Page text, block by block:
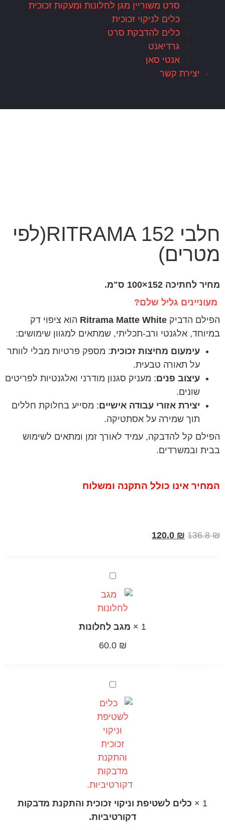
סרט משוריין מגן לחלונות ומעקות זכוכית
כלים לניקוי זכוכית
כלים להדבקת סרט
גרדיאנט
אנטי סאן
יצירת קשר
חלבי RITRAMA 152(לפי
מטרים)
מחיר לחתיכה 152×100 ס"מ.
מעוניינים גליל שלם?
הפילם הדביק Ritrama Matte White הוא ציפוי דק
במיוחד, אלגנטי ורב-תכליתי, שמתאים למגוון שימושים:
עימעום מחיצות זכוכית: מספק פרטיות מבלי לוותר
על תאורה טבעית.
עיצוב פנים: מעניק סגנון מודרני ואלגנטיות לפריטים
שונים.
יצירת אזורי עבודה אישיים: מסייע בחלוקת חללים
תוך שמירה על אסתטיקה.
הפילם קל להדבקה, עמיד לאורך זמן ומתאים לשימוש
בבית ובמשרדים.
המחיר אינו כולל התקנה ומשלוח
136.8₪
120.0 ₪
מגב
1
× מגב לחלונות
60.0 ₪
כלים
וניקוי
והתקנת
מדבקות
דקורטיביות.
1
× כלים לשטיפת וניקוי זכוכית והתקנת מדבקות
דקורטיביות.